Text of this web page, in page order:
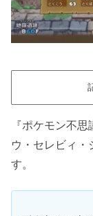
『ポケモン不
ウ・セレビィ・
す。